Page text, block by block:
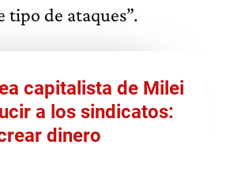
tipo de ataques”.
capitalista de Milei
a los sindicatos:
dinero